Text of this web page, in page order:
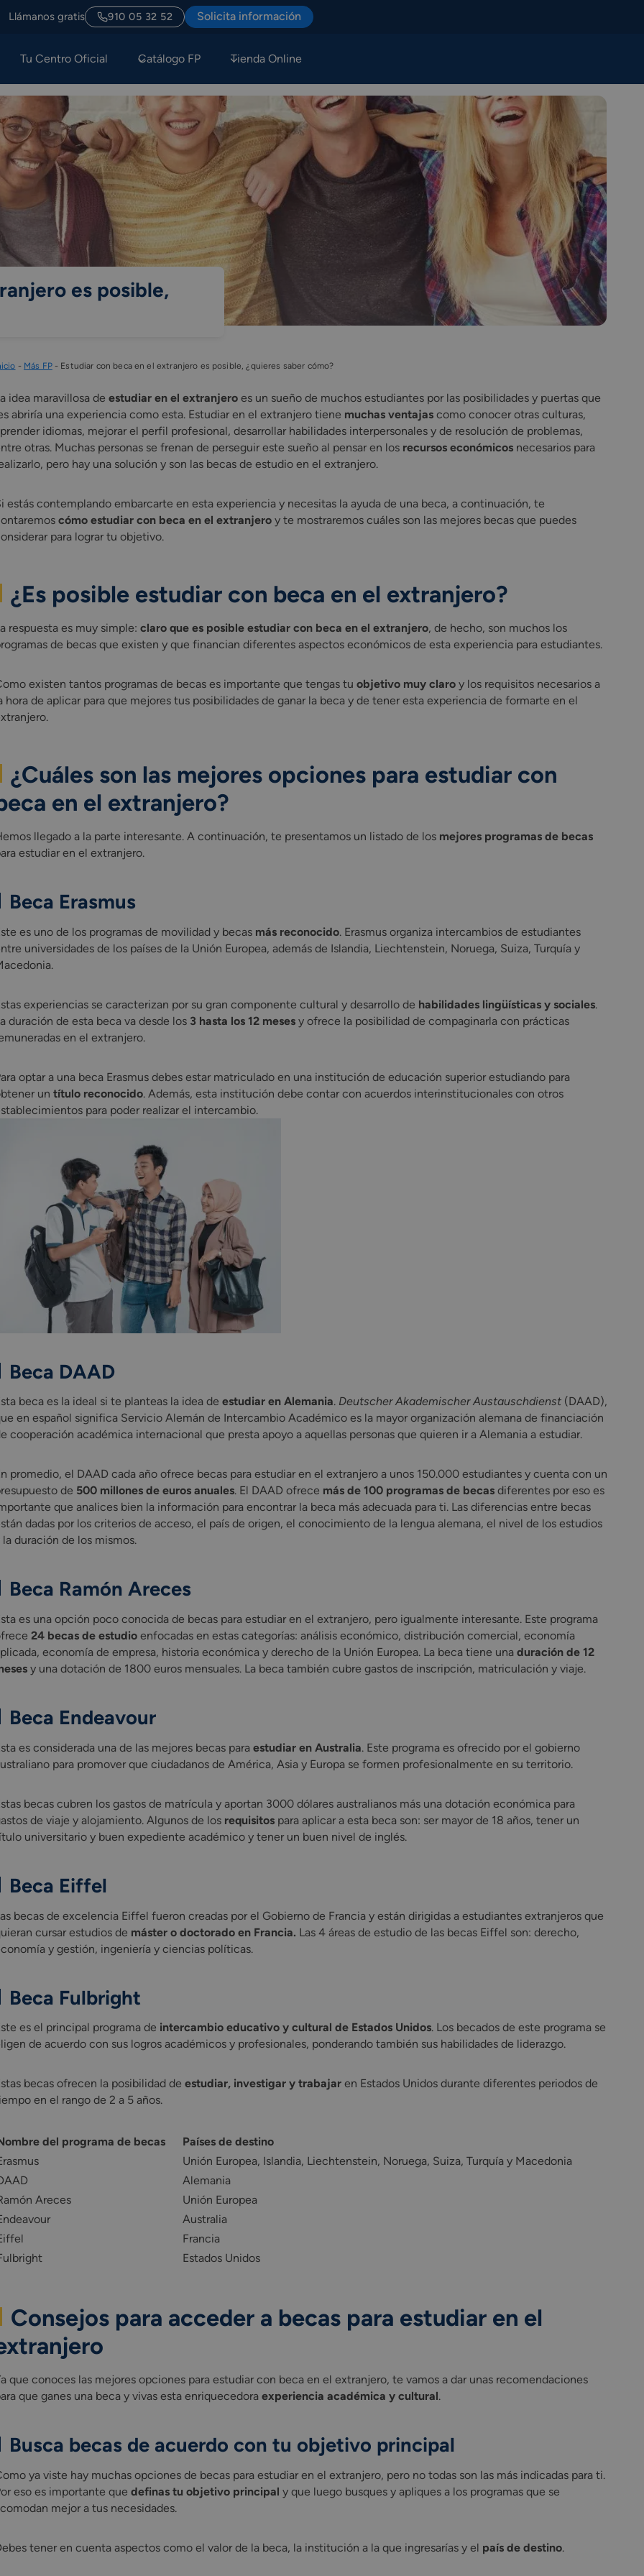
Llámanos gratis 910 05 32 52 Solicita información
Tu Centro Oficial Catálogo FP Tienda Online
es posible,
- Más FP- Estudiar con beca en el extranjero es posible, ¿quieres saber cómo?
idea maravillosa de estudiar en el extranjeroes un sueño de muchos estudiantes por las posibilidades y puertas que
abriría una experiencia como esta. Estudiar en el extranjero tiene muchas ventajascomo conocer otras culturas,
idiomas, mejorar el perfil profesional, desarrollar habilidades interpersonales y de resolución de problemas,
otras. Muchas personas se frenan de perseguir este sueño al pensar en los recursos económicosnecesarios para
pero hay una solución y son las becas de estudio en el extranjero.
estás contemplando embarcarte en esta experiencia y necesitas la ayuda de una beca, a continuación, te
cómo estudiar con beca en el extranjeroy te mostraremos cuáles son las mejores becas que puedes
para lograr tu objetivo.
¿Es posible estudiar con beca en el extranjero?
respuesta es muy simple: claro que es posible estudiar con beca en el extranjero, de hecho, son muchos los
de becas que existen y que financian diferentes aspectos económicos de esta experiencia para estudiantes.
existen tantos programas de becas es importante que tengas tu objetivo muy claroy los requisitos necesarios a
hora de aplicar para que mejores tus posibilidades de ganar la beca y de tener esta experiencia de formarte en el
¿Cuáles son las mejores opciones para estudiar con
en el extranjero?
llegado a la parte interesante. A continuación, te presentamos un listado de los mejores programas de becas
estudiar en el extranjero.
Beca Erasmus
es uno de los programas de movilidad y becas más reconocido. Erasmus organiza intercambios de estudiantes
universidades de los países de la Unión Europea, además de Islandia, Liechtenstein, Noruega, Suiza, Turquía y
experiencias se caracterizan por su gran componente cultural y desarrollo de habilidades lingüísticas y sociales.
duración de esta beca va desde los 3 hasta los 12 mesesy ofrece la posibilidad de compaginarla con prácticas
en el extranjero.
optar a una beca Erasmus debes estar matriculado en una institución de educación superior estudiando para
un título reconocido. Además, esta institución debe contar con acuerdos interinstitucionales con otros
para poder realizar el intercambio.
Beca DAAD
beca es la ideal si te planteas la idea de estudiar en Alemania. Deutscher Akademischer Austauschdienst(DAAD),
en español significa Servicio Alemán de Intercambio Académico es la mayor organización alemana de financiación
cooperación académica internacional que presta apoyo a aquellas personas que quieren ir a Alemania a estudiar.
promedio, el DAAD cada año ofrece becas para estudiar en el extranjero a unos 150.000 estudiantes y cuenta con un
de 500 millones de euros anuales. El DAAD ofrece más de 100 programas de becasdiferentes por eso es
que analices bien la información para encontrar la beca más adecuada para ti. Las diferencias entre becas
dadas por los criterios de acceso, el país de origen, el conocimiento de la lengua alemana, el nivel de los estudios
la duración de los mismos.
Beca Ramón Areces
es una opción poco conocida de becas para estudiar en el extranjero, pero igualmente interesante. Este programa
24 becas de estudio enfocadas en estas categorías: análisis económico, distribución comercial, economía
economía de empresa, historia económica y derecho de la Unión Europea. La beca tiene una duración de 12
y una dotación de 1800 euros mensuales. La beca también cubre gastos de inscripción, matriculación y viaje.
Beca Endeavour
es considerada una de las mejores becas para estudiar en Australia. Este programa es ofrecido por el gobierno
para promover que ciudadanos de América, Asia y Europa se formen profesionalmente en su territorio.
becas cubren los gastos de matrícula y aportan 3000 dólares australianos más una dotación económica para
de viaje y alojamiento. Algunos de los requisitospara aplicar a esta beca son: ser mayor de 18 años, tener un
universitario y buen expediente académico y tener un buen nivel de inglés.
Beca Eiffel
becas de excelencia Eiffel fueron creadas por el Gobierno de Francia y están dirigidas a estudiantes extranjeros que
cursar estudios de máster o doctorado en Francia. Las 4 áreas de estudio de las becas Eiffel son: derecho,
y gestión, ingeniería y ciencias políticas.
Beca Fulbright
es el principal programa de intercambio educativo y cultural de Estados Unidos. Los becados de este programa se
de acuerdo con sus logros académicos y profesionales, ponderando también sus habilidades de liderazgo.
becas ofrecen la posibilidad de estudiar, investigar y trabajaren Estados Unidos durante diferentes periodos de
en el rango de 2 a 5 años.
del programa de becas
Países de destino
Unión Europea, Islandia, Liechtenstein, Noruega, Suiza, Turquía y Macedonia
Alemania
Areces
Unión Europea
Australia
Francia
Estados Unidos
Consejos para acceder a becas para estudiar en el
que conoces las mejores opciones para estudiar con beca en el extranjero, te vamos a dar unas recomendaciones
que ganes una beca y vivas esta enriquecedora experiencia académica y cultural.
Busca becas de acuerdo con tu objetivo principal
ya viste hay muchas opciones de becas para estudiar en el extranjero, pero no todas son las más indicadas para ti.
eso es importante que definas tu objetivo principal y que luego busques y apliques a los programas que se
mejor a tus necesidades.
tener en cuenta aspectos como el valor de la beca, la institución a la que ingresarías y el país de destino.